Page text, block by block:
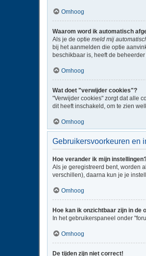
Omhoog
Waarom word ik automatisch
Als je de optie meld mij
bij het aanmelden die optie
beschikbaar is, heeft de
Omhoog
Wat doet "verwijder cookies"?
"Verwijder cookies" zorgt dat alle
dit heeft inschakeld, om te zien
Omhoog
Gebruikersvoorkeuren en
Hoe verander ik mijn
Als je geregistreerd bent, worden
verschillen), daarna kun je je
Omhoog
Hoe kan ik onzichtbaar zijn in de
In het gebruikerspaneel onder
Omhoog
De tijden zijn niet correct!